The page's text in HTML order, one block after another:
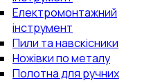
Електромонтажний
інструмент
Пили та навскісники
Ножівки по металу
Полотна для ручних